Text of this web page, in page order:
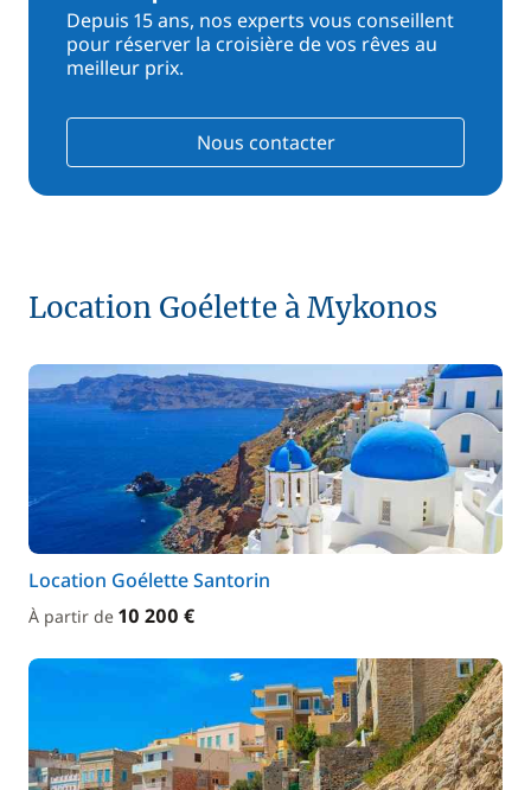
Depuis 15 ans, nos experts vous conseillent
pour réserver la croisière de vos rêves au
meilleur prix.
Nous contacter
Location Goélette à Mykonos
Location Goélette Santorin
À partir de 10 200 €